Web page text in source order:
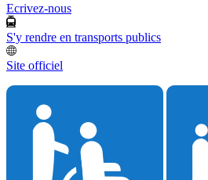
Ecrivez-nous
S'y rendre en transports publics
Site officiel